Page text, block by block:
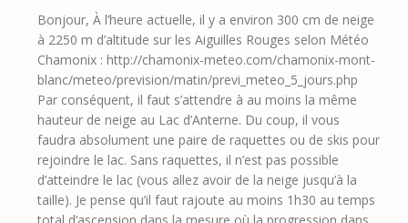
Bonjour, À l’heure actuelle, il y a environ 300 cm de neige
à 2250 m d’altitude sur les Aiguilles Rouges selon Météo
Chamonix : http://chamonix-meteo.com/chamonix-mont-
blanc/meteo/prevision/matin/previ_meteo_5_jours.php
Par conséquent, il faut s’attendre à au moins la même
hauteur de neige au Lac d’Anterne. Du coup, il vous
faudra absolument une paire de raquettes ou de skis pour
rejoindre le lac. Sans raquettes, il n’est pas possible
d’atteindre le lac (vous allez avoir de la neige jusqu’à la
taille). Je pense qu’il faut rajoute au moins 1h30 au temps
total d’ascension dans la mesure où la progression dans